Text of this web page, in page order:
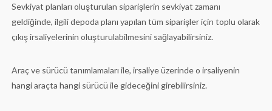
Sevkiyat planları oluşturulan siparişlerin sevkiyat zamanı
geldiğinde, ilgili depoda planı yapılan tüm siparişler için toplu olarak
çıkış irsaliyelerinin oluşturulabilmesini sağlayabilirsiniz.
Araç ve sürücü tanımlamaları ile, irsaliye üzerinde o irsaliyenin
hangi araçta hangi sürücü ile gideceğini girebilirsiniz.